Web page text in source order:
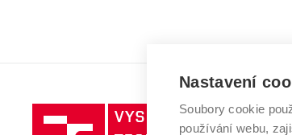
Vysoké
Nastavení
Soubory cookie
používání webu,